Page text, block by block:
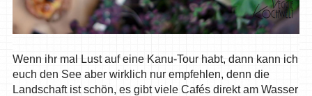
Wenn ihr mal Lust auf eine Kanu-Tour habt, dann kann ich
euch den See aber wirklich nur empfehlen, denn die
Landschaft ist schön, es gibt viele Cafés direkt am Wasser